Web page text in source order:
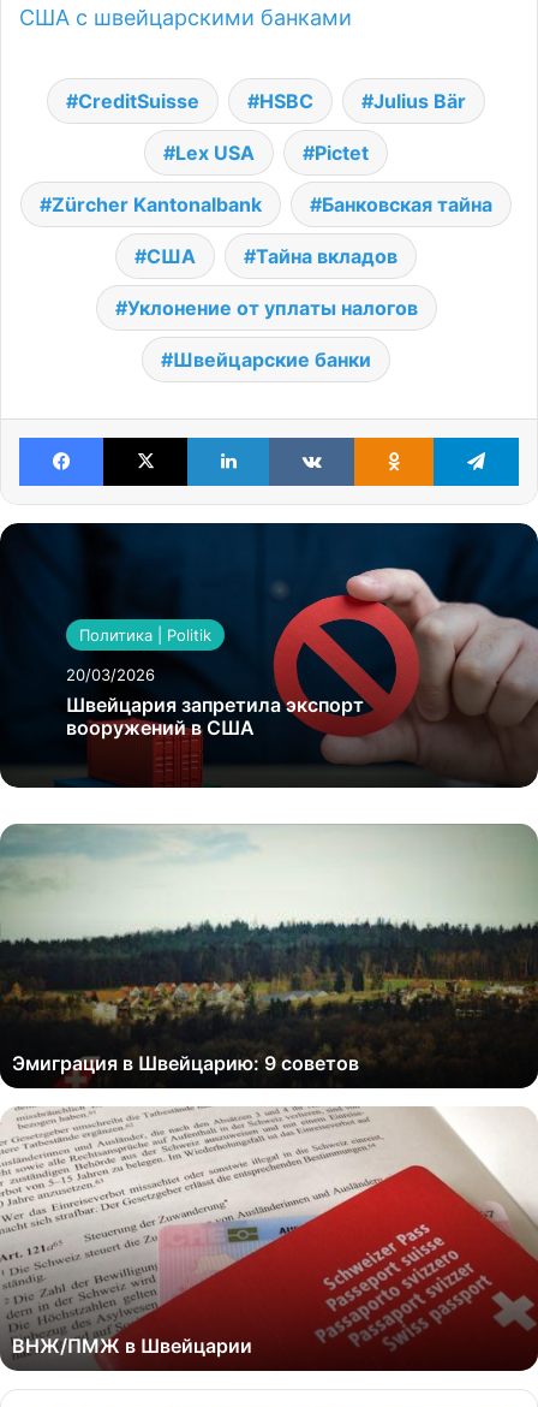
США с швейцарскими банками
CreditSuisse HSBC Julius Bär
Lex USA Pictet
Zürcher Kantonalbank Банковская тайна
США Тайна вкладов
Уклонение от уплаты налогов
Швейцарские банки
Facebook X LinkedIn VKontakteOdnoklassniki
Политика | Politik
20/03/2026
Швейцария запретила экспорт
вооружений в США
Эмиграция в Швейцарию: 9 советов
ВНЖ/ПМЖ в Швейцарии